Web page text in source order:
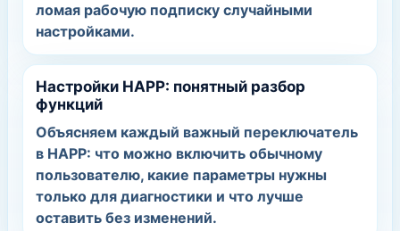
ломая рабочую подписку случайными
настройками.
Настройки HAPP: понятный разбор
функций
Объясняем каждый важный переключатель
в HAPP: что можно включить обычному
пользователю, какие параметры нужны
только для диагностики и что лучше
оставить без изменений.